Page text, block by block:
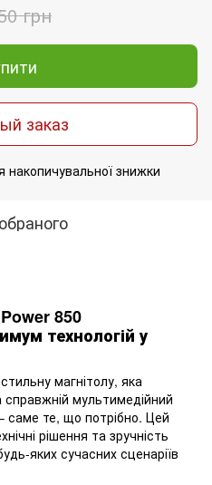
грн
заказ
накопичувальної знижки
850
технологій у
магнітолу, яка
справжній мультимедійний
саме те, що потрібно. Цей
рішення та зручність
яких сучасних сценаріїв